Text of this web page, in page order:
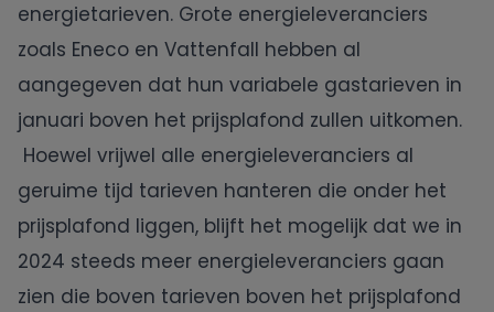
energietarieven. Grote energieleveranciers
zoals Eneco en Vattenfall hebben al
aangegeven dat hun variabele gastarieven in
januari boven het prijsplafond zullen uitkomen.
Hoewel vrijwel alle energieleveranciers al
geruime tijd tarieven hanteren die onder het
prijsplafond liggen, blijft het mogelijk dat we in
2024 steeds meer energieleveranciers gaan
zien die boven tarieven boven het prijsplafond